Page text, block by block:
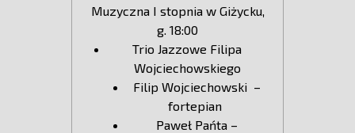
Muzyczna I stopnia w Giżycku,
g. 18:00
Trio Jazzowe Filipa
Wojciechowskiego
Filip Wojciechowski –
fortepian
Paweł Pańta –